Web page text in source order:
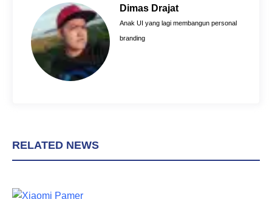
k
r
e
s
t
A
p
Dimas Drajat
Anak UI yang lagi membangun personal
branding
RELATED NEWS